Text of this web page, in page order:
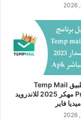
تحميل تطبيق Temp Mail
Premium مهكر 2025 للاندرويد